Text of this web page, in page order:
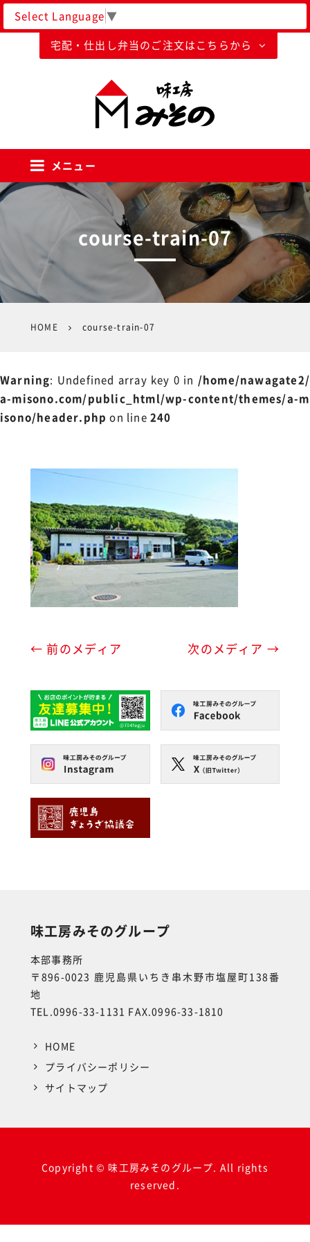
Select Language▼
宅配・仕出し弁当のご注文はこちらから
メニュー
course-train-07
HOME course-train-07
Warning: Undefined array key 0 in /home/nawagate2/
a-misono.com/public_html/wp-content/themes/a-m
isono/header.php on line240
← 前のメディア 次のメディア →
味工房みそのグループ
本部事務所
〒896-0023 鹿児島県いちき串木野市塩屋町138番
地
TEL.0996-33-1131 FAX.0996-33-1810
HOME
プライバシーポリシー
サイトマップ
Copyright © 味工房みそのグループ. All rights
reserved.